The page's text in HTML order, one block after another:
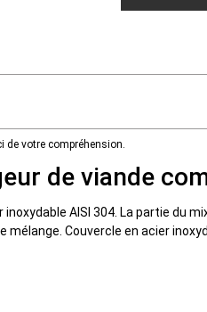
de votre compréhension.
de viande
AISI 304. La partie du
Couvercle en acier